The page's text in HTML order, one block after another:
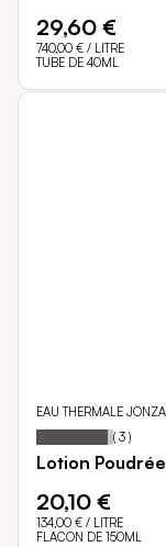
29,60 €
740,00 € / LITRE
TUBE DE 40ML
EAU THERMALE
Notation: 93
% of
( 3 )
Lotion
20,10 €
134,00 € / LITRE
FLACON DE 150ML